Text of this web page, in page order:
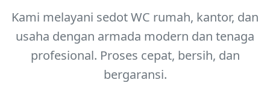
Kami melayani sedot WC rumah, kantor, dan
usaha dengan armada modern dan tenaga
profesional. Proses cepat, bersih, dan
bergaransi.